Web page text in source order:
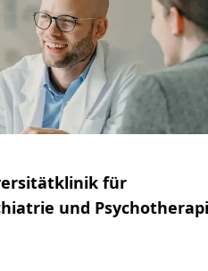
für
und